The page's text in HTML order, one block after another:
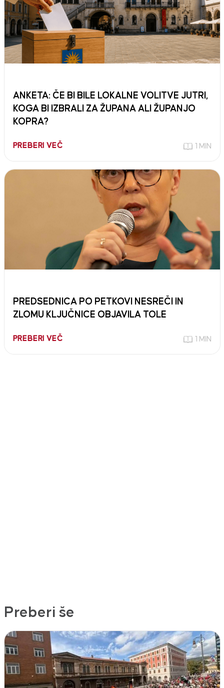
ANKETA: ČE BI BILE LOKALNE VOLITVE JUTRI,
KOGA BI IZBRALI ZA ŽUPANA ALI ŽUPANJO
KOPRA?
PREBERI VEČ 1 MIN
PREDSEDNICA PO PETKOVI NESREČI IN
ZLOMU KLJUČNICE OBJAVILA TOLE
PREBERI VEČ 1 MIN
Preberi še